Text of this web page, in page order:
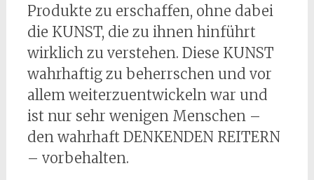
Produkte zu erschaffen, ohne dabei
die KUNST, die zu ihnen hinführt
wirklich zu verstehen. Diese KUNST
wahrhaftig zu beherrschen und vor
allem weiterzuentwickeln war und
ist nur sehr wenigen Menschen –
den wahrhaft DENKENDEN REITERN
– vorbehalten.